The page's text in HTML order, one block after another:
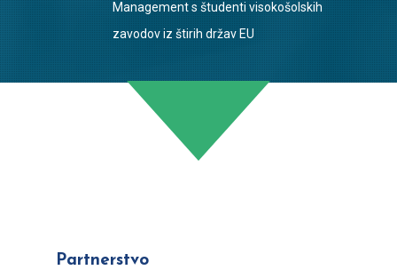
Management s študenti visokošolskih
zavodov iz štirih držav EU
Partnerstvo